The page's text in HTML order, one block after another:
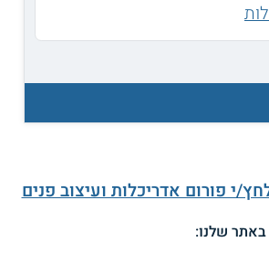
י פורום אדריכלות ועיצוב פנים
שלנו: